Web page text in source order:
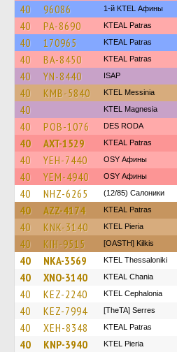
40 96086 1-й KTEL Афины
40 PA-8690 KTEAL Patras
40 170965 KTEAL Patras
40 BA-8450 KTEAL Patras
40 YN-8440 ISAP
40 KMB-5840 KTEL Messinia
40 ΚΤΕL Magnesia
40 POB-1076 DES RODA
40 AXT-1529 KTEAL Patras
40 YEH-7440 OSY Афины
40 YEM-4940 OSY Афины
40 NHZ-6265 (12/85) Салоники
40 AZZ-4174 KTEAL Patras
40 KNK-3140 KTEL Pieria
40 KIH-9515 [OASTH] Kilkis
40 NKA-3569 KTEL Thessaloniki
40 XNO-3140 KTEAL Chania
40 KEZ-2240 KTEL Cephalonia
40 KEZ-7994 [TheTA] Serres
40 XEH-8348 KTEAL Patras
40 KNP-3940 KTEL Pieria